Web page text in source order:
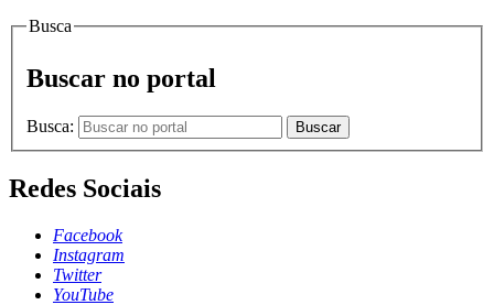
Busca
Buscar no portal
Busca: Buscar
Redes Sociais
Facebook
Instagram
Twitter
YouTube